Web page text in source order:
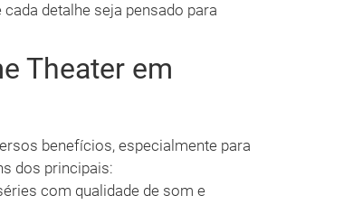
detalhe seja pensado para
Theater em
benefícios, especialmente para
dos principais:
com qualidade de som e